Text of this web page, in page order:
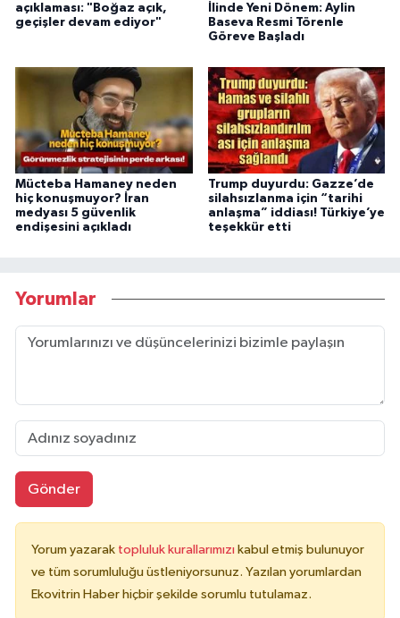
açıklaması: "Boğaz açık,
geçişler devam ediyor"
İlinde Yeni Dönem: Aylin
Baseva Resmi Törenle
Göreve Başladı
Mücteba Hamaney neden
hiç konuşmuyor? İran
medyası 5 güvenlik
endişesini açıkladı
Trump duyurdu: Gazze’de
silahsızlanma için “tarihi
anlaşma” iddiası! Türkiye’ye
teşekkür etti
Yorumlar
Gönder
Yorum yazarak topluluk kurallarımızı kabul etmiş bulunuyor
ve tüm sorumluluğu üstleniyorsunuz. Yazılan yorumlardan
Ekovitrin Haber hiçbir şekilde sorumlu tutulamaz.